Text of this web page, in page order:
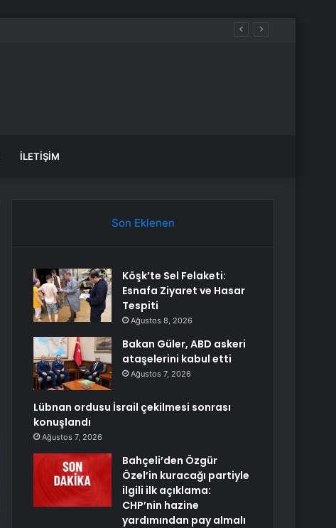
İLETIŞIM
Son Eklenen
Köşk’te Sel Felaketi:
Esnafa Ziyaret ve Hasar
Tespiti
Ağustos 8, 2026
Bakan Güler, ABD askeri
ataşelerini kabul etti
Ağustos 7, 2026
Lübnan ordusu İsrail çekilmesi sonrası
konuşlandı
Ağustos 7, 2026
Bahçeli’den Özgür
Özel’in kuracağı partiyle
ilgili ilk açıklama:
CHP’nin hazine
yardımından pay almalı